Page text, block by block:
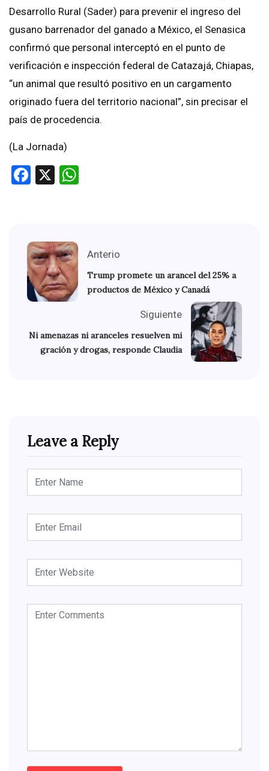
Desarrollo Rural (Sader) para prevenir el ingreso del
gusano barrenador del ganado a México, el Senasica
confirmó que personal interceptó en el punto de
verificación e inspección federal de Catazajá, Chiapas,
“un animal que resultó positivo en un cargamento
originado fuera del territorio nacional”, sin precisar el
país de procedencia.
(La Jornada)
Facebook
X
Anterio
Trump promete un arancel del 25% a
productos de México y Canadá
Siguiente
Ni amenazas ni aranceles resuelven mi
gración y drogas, responde Claudia
Leave a Reply